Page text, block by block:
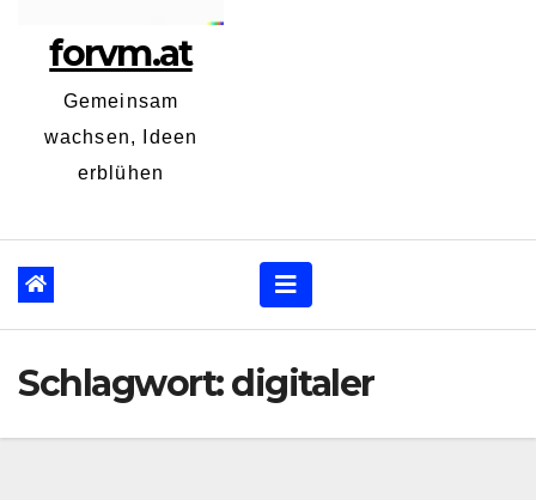
forvm.at
Gemeinsam
wachsen, Ideen
erblühen
Schlagwort:digitaler